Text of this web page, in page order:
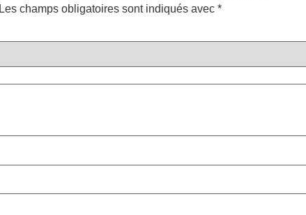
Les champs obligatoires sont indiqués avec *